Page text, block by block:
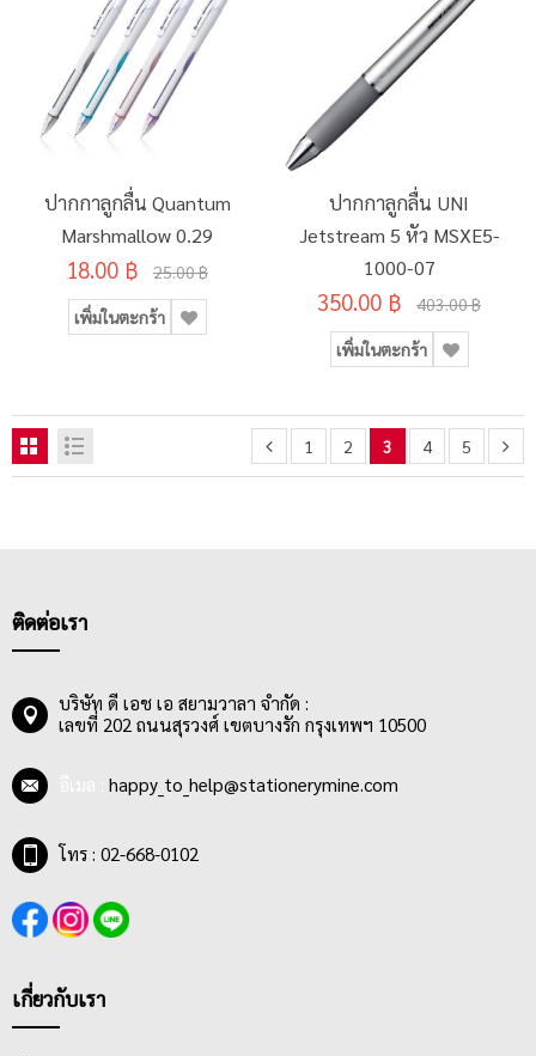
ปากกาลูกลื่น Quantum
Marshmallow 0.29
18.00 ฿ 25.00 ฿
เพิ่มในตะกร้า
ปากกาลูกลื่น UNI
Jetstream 5 หัว MSXE5-
1000-07
350.00 ฿ 403.00 ฿
เพิ่มในตะกร้า
1 2 3 4 5
ติดต่อเรา
บริษัท ดี เอช เอ สยามวาลา จำกัด :
เลขที่ 202 ถนนสุรวงศ์ เขตบางรัก กรุงเทพฯ 10500
happy_to_help@stationerymine.com
โทร : 02-668-0102
เกี่ยวกับเรา